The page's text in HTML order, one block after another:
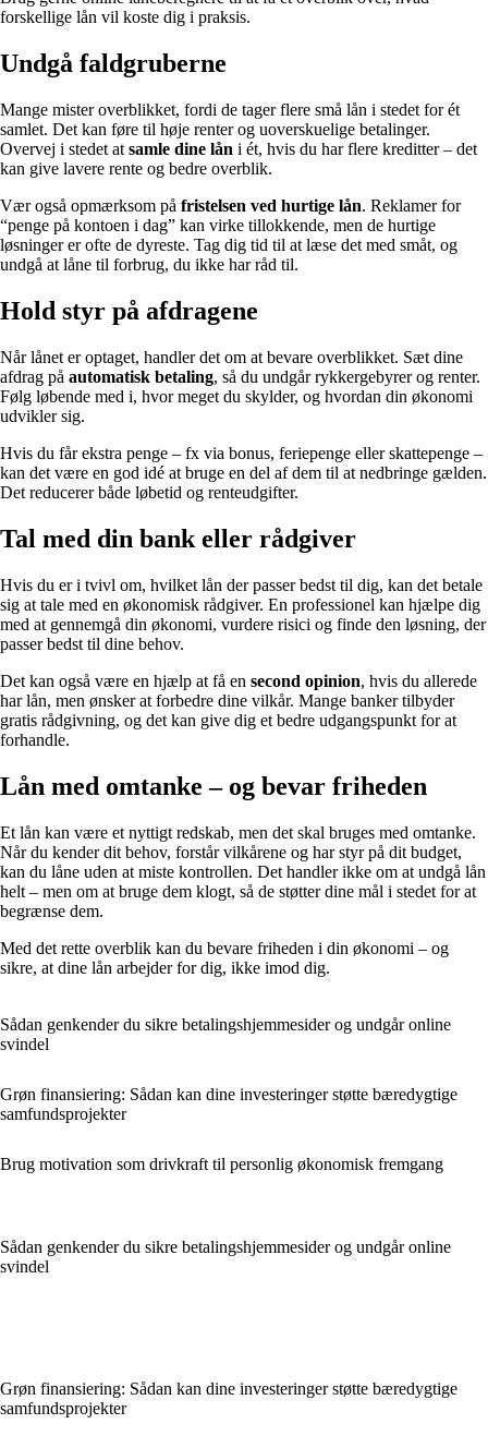
forskellige lån vil koste dig i praksis.
Undgå faldgruberne
Mange mister overblikket, fordi de tager flere små lån i stedet for ét
samlet. Det kan føre til høje renter og uoverskuelige betalinger.
Overvej i stedet at samle dine lån i ét, hvis du har flere kreditter – det
kan give lavere rente og bedre overblik.
Vær også opmærksom på fristelsen ved hurtige lån. Reklamer for
“penge på kontoen i dag” kan virke tillokkende, men de hurtige
løsninger er ofte de dyreste. Tag dig tid til at læse det med småt, og
undgå at låne til forbrug, du ikke har råd til.
Hold styr på afdragene
Når lånet er optaget, handler det om at bevare overblikket. Sæt dine
afdrag på automatisk betaling, så du undgår rykkergebyrer og renter.
Følg løbende med i, hvor meget du skylder, og hvordan din økonomi
udvikler sig.
Hvis du får ekstra penge – fx via bonus, feriepenge eller skattepenge –
kan det være en god idé at bruge en del af dem til at nedbringe gælden.
Det reducerer både løbetid og renteudgifter.
Tal med din bank eller rådgiver
Hvis du er i tvivl om, hvilket lån der passer bedst til dig, kan det betale
sig at tale med en økonomisk rådgiver. En professionel kan hjælpe dig
med at gennemgå din økonomi, vurdere risici og finde den løsning, der
passer bedst til dine behov.
Det kan også være en hjælp at få en second opinion, hvis du allerede
har lån, men ønsker at forbedre dine vilkår. Mange banker tilbyder
gratis rådgivning, og det kan give dig et bedre udgangspunkt for at
forhandle.
Lån med omtanke – og bevar friheden
Et lån kan være et nyttigt redskab, men det skal bruges med omtanke.
Når du kender dit behov, forstår vilkårene og har styr på dit budget,
kan du låne uden at miste kontrollen. Det handler ikke om at undgå lån
helt – men om at bruge dem klogt, så de støtter dine mål i stedet for at
begrænse dem.
Med det rette overblik kan du bevare friheden i din økonomi – og
sikre, at dine lån arbejder for dig, ikke imod dig.
Sådan genkender du sikre betalingshjemmesider og undgår online
svindel
Grøn finansiering: Sådan kan dine investeringer støtte bæredygtige
samfundsprojekter
Brug motivation som drivkraft til personlig økonomisk fremgang
Sådan genkender du sikre betalingshjemmesider og undgår online
svindel
Grøn finansiering: Sådan kan dine investeringer støtte bæredygtige
samfundsprojekter